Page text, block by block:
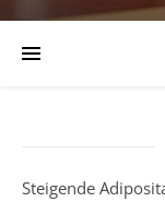
Steigende